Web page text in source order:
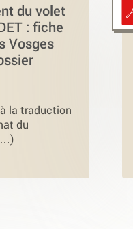
du volet
: fiche
Vosges
la traduction
du